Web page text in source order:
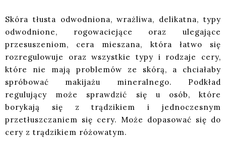
Skóra tłusta odwodniona, wrażliwa, delikatna, typy
odwodnione, rogowaciejące oraz ulegające
przesuszeniom, cera mieszana, która łatwo się
rozregulowuje oraz wszystkie typy i rodzaje cery,
które nie mają problemów ze skórą, a chciałaby
spróbować makijażu mineralnego. Podkład
regulujący może sprawdzić się u osób, które
borykają się z trądzikiem i jednoczesnym
przetłuszczaniem się cery. Może dopasować się do
cery z trądzikiem różowatym.